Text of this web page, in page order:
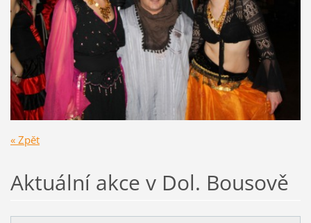
« Zpět
Aktuální akce v Dol. Bousově